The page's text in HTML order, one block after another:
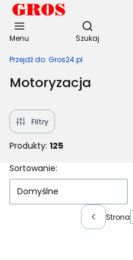
Menu
Otwórz
Szukaj
Przejdź do: Gros24.pl
Motoryzacja
Filtry
Produkty: 125
Lista produktów
Sortowanie:
Domyślne
Strona